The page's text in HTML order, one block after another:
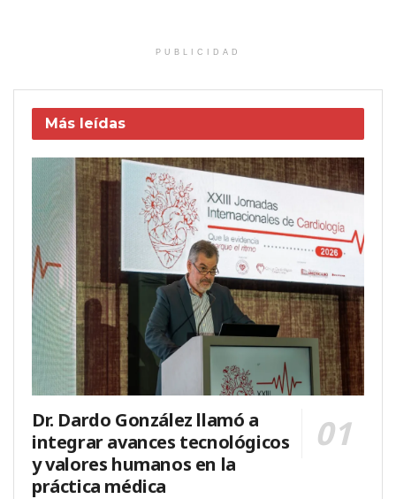
PUBLICIDAD
Más leídas
Dr. Dardo González llamó a
integrar avances tecnológicos
y valores humanos en la
práctica médica